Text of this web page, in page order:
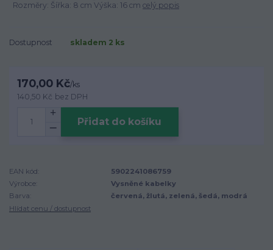
Rozměry: Šířka: 8 cm Výška: 16 cm celý popis
Dostupnost skladem 2 ks
170,00 Kč/ks
140,50 Kč bez DPH
Přidat do košíku
EAN kód:
5902241086759
Výrobce:
Vysněné kabelky
Barva:
červená, žlutá, zelená, šedá, modrá
Hlídat cenu / dostupnost